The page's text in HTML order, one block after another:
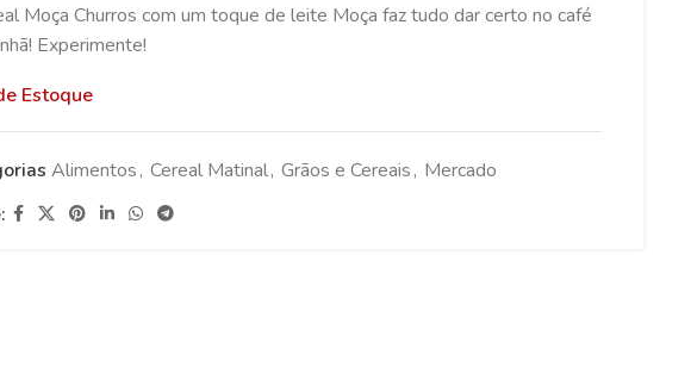
Moça Churros com um toque de leite Moça faz tudo dar certo no café
Experimente!
Estoque
Alimentos, Cereal Matinal, Grãos e Cereais, Mercado